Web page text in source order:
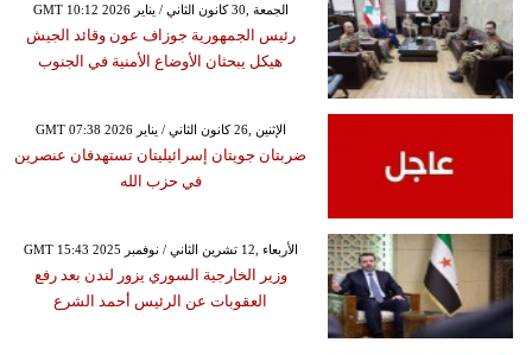
GMT 10:12 2026 الجمعة ,30 كانون الثاني / يناير
رئيس الجمهورية جوزاف عون وقائد الجيش
هيكل يبحثان الأوضاع الأمنية في الجنوب
GMT 07:38 2026 الإثنين ,26 كانون الثاني / يناير
ضربتان جويتان إسرائيليتان تستهدفان عنصرين
في حزب الله
GMT 15:43 2025 الأربعاء ,12 تشرين الثاني / نوفمبر
وزير الخارجية السوري يزور لندن بعد رفع
العقوبات عن الرئيس أحمد الشرع